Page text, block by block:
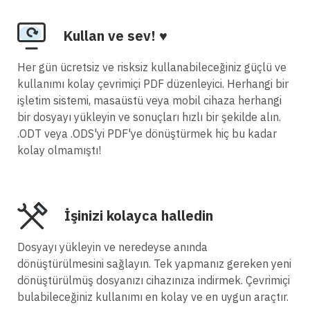
Kullan ve sev! ♥
Her gün ücretsiz ve risksiz kullanabileceğiniz güçlü ve
kullanımı kolay çevrimiçi PDF düzenleyici. Herhangi bir
işletim sistemi, masaüstü veya mobil cihaza herhangi
bir dosyayı yükleyin ve sonuçları hızlı bir şekilde alın.
.ODT veya .ODS'yi PDF'ye dönüştürmek hiç bu kadar
kolay olmamıştı!
İşinizi kolayca halledin
Dosyayı yükleyin ve neredeyse anında
dönüştürülmesini sağlayın. Tek yapmanız gereken yeni
dönüştürülmüş dosyanızı cihazınıza indirmek. Çevrimiçi
bulabileceğiniz kullanımı en kolay ve en uygun araçtır.